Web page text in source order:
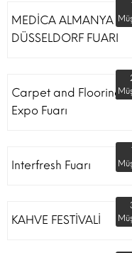
MEDİCA ALMANYA
DÜSSELDORF FUARI
1
Carpet and Flooring
Expo Fuarı
Interfresh Fuarı
1
KAHVE FESTİVALİ